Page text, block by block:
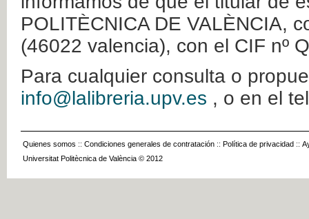
POLITÈCNICA DE VALÈNCIA,
(46022 valencia), con el CIF nº
Para cualquier consulta o
info@lalibreria.upv.es , o en el
Quienes somos :: Condiciones generales de contratación :: Política de privacidad ::
Universitat Politècnica de València © 2012